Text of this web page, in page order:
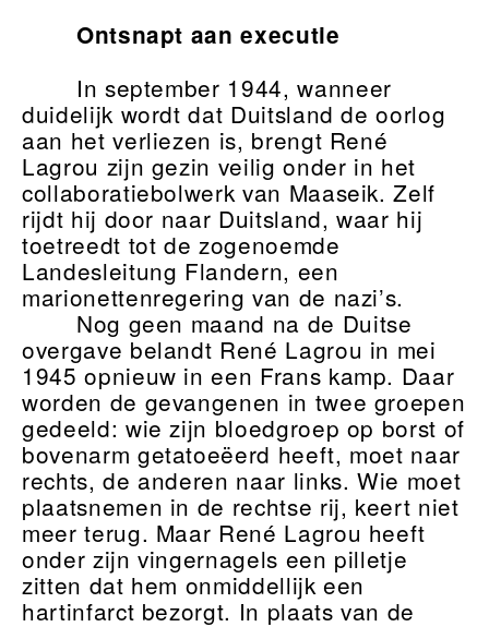
Ontsnapt aan executie
In september 1944, wanneer
duidelijk wordt dat Duitsland de oorlog
aan het verliezen is, brengt René
Lagrou zijn gezin veilig onder in het
collaboratiebolwerk van Maaseik. Zelf
rijdt hij door naar Duitsland, waar hij
toetreedt tot de zogenoemde
Landesleitung Flandern, een
marionettenregering van de nazi’s.
Nog geen maand na de Duitse
overgave belandt René Lagrou in mei
1945 opnieuw in een Frans kamp. Daar
worden de gevangenen in twee groepen
gedeeld: wie zijn bloedgroep op borst of
bovenarm getatoeëerd heeft, moet naar
rechts, de anderen naar links. Wie moet
plaatsnemen in de rechtse rij, keert niet
meer terug. Maar René Lagrou heeft
onder zijn vingernagels een pilletje
zitten dat hem onmiddellijk een
hartinfarct bezorgt. In plaats van de